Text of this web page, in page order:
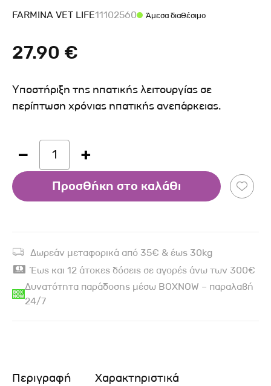
FARMINA VET LIFE11102560 Άμεσα διαθέσιμο
27.90 €
Υποστήριξη της ηπατικής λειτουργίας σε
περίπτωση χρόνιας ηπατικής ανεπάρκειας.
1
Προσθήκη στο καλάθι
Δωρεάν μεταφορικά από 35€ & έως 30kg
Έως και 12 άτοκες δόσεις σε αγορές άνω των 300€
Δυνατότητα παράδοσης μέσω BOXNOW – παραλαβή
24/7
Περιγραφή Χαρακτηριστικά